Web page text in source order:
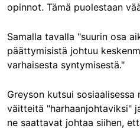
opinnot. Tämä puolestaan
Samalla tavalla "suurin osa
päättymisistä johtuu
varhaisesta syntymisestä."
Greyson kutsui sosiaalisessa
väitteitä "harhaanjohtaviksi"
ne saattavat johtaa siihen,